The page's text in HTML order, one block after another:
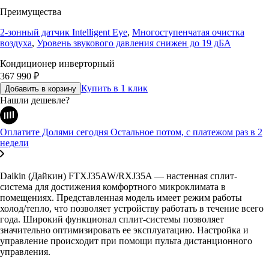
Преимущества
2-зонный датчик Intelligent Eye, Многоступенчатая очистка
воздуха, Уровень звукового давления снижен до 19 дБА
Кондиционер инверторный
367 990 ₽
Добавить в корзину Купить в 1 клик
Нашли дешевле?
Оплатите Долями сегодня Остальное потом, с платежом раз в 2
недели
Daikin (Дайкин) FTXJ35AW/RXJ35A — настенная сплит-
система для достижения комфортного микроклимата в
помещениях. Представленная модель имеет режим работы
холод/тепло, что позволяет устройству работать в течение всего
года. Широкий функционал сплит-системы позволяет
значительно оптимизировать ее эксплуатацию. Настройка и
управление происходит при помощи пульта дистанционного
управления.